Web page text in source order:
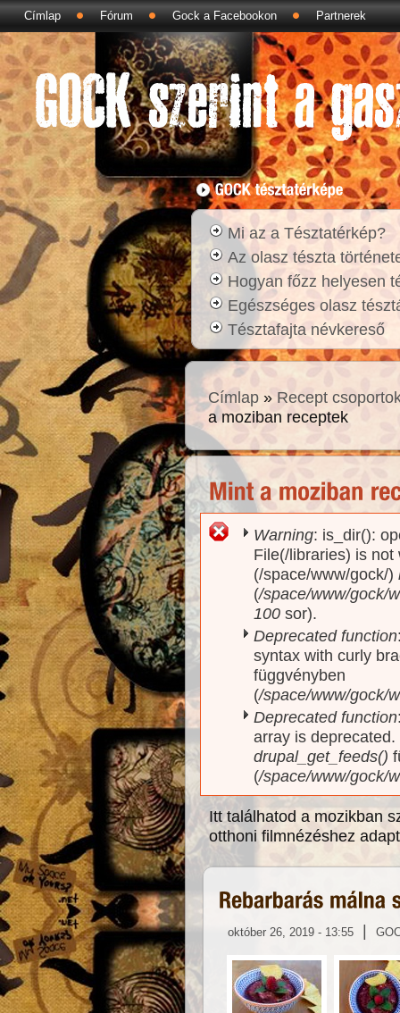
Címlap Fórum Gock a Facebookon Partnerek
Mi az a Tésztatérkép?
Az olasz tészta
Hogyan főzz helyesen
Egészséges olasz
Tésztafajta névkereső
Címlap » Recept
a moziban receptek
Hibaüzenet
Warning: is_dir():
File(/libraries) is
(/space/www/gock/)
(/space/www/gock/
100 sor).
Deprecated function
syntax with curly
függvényben
(/space/www/gock/
Deprecated function
array is
drupal_get_feeds()
(/space/www/gock/
Itt találhatod a mozikban
otthoni filmnézéshez
október 26, 2019 - 13:55 |